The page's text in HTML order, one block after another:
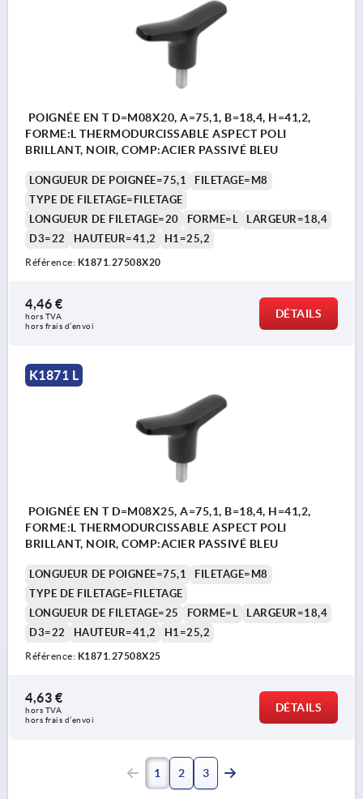
POIGNÉE EN T D=M08X20, A=75,1, B=18,4, H=41,2,
FORME:L THERMODURCISSABLE ASPECT POLI
BRILLANT, NOIR, COMP:ACIER PASSIVÉ BLEU
LONGUEUR DE POIGNÉE=75,1
FILETAGE=M8
TYPE DE FILETAGE=FILETAGE
LONGUEUR DE FILETAGE=20
FORME=L
LARGEUR=18,4
D3=22
HAUTEUR=41,2 H1=25,2
Référence: K1871.27508X20
4,46 €
hors TVA
hors frais d’envoi
DÉTAILS
K1871 L
POIGNÉE EN T D=M08X25, A=75,1, B=18,4, H=41,2,
FORME:L THERMODURCISSABLE ASPECT POLI
BRILLANT, NOIR, COMP:ACIER PASSIVÉ BLEU
LONGUEUR DE POIGNÉE=75,1
FILETAGE=M8
TYPE DE FILETAGE=FILETAGE
LONGUEUR DE FILETAGE=25
FORME=L
LARGEUR=18,4
D3=22
HAUTEUR=41,2 H1=25,2
Référence: K1871.27508X25
4,63 €
hors TVA
hors frais d’envoi
DÉTAILS
1 2 3